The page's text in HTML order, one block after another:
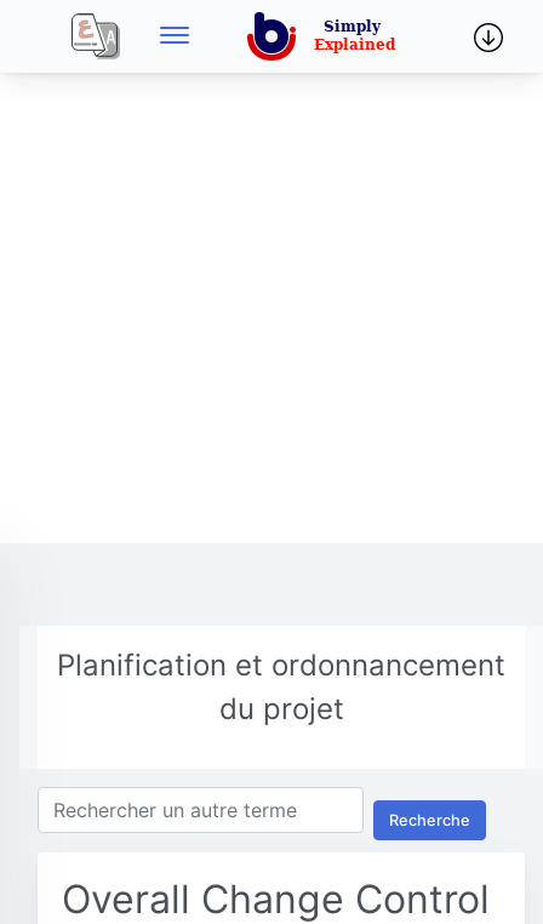
Planification et ordonnancement
du projet
Recherche
Overall Change Control